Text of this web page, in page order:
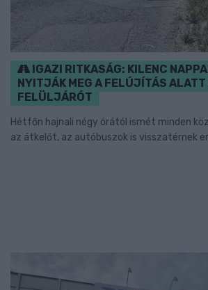
IGAZI RITKASÁG: KILENC
NYITJÁK MEG A FELÚJÍTÁS
FELÜLJÁRÓT
Hétfőn hajnali négy órától ismét minden
az átkelőt, az autóbuszok is visszatérnek